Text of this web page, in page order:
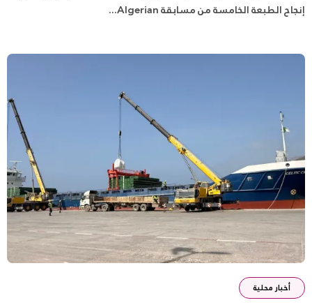
إنجاح الطبعة الخامسة من مسابقة Algerian...
أخبار محلية